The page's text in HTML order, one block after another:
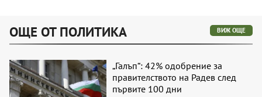
ОЩЕ ОТ ПОЛИТИКА ВИЖ ОЩЕ
„Галъп“: 42% одобрение за
правителството на Радев след
първите 100 дни